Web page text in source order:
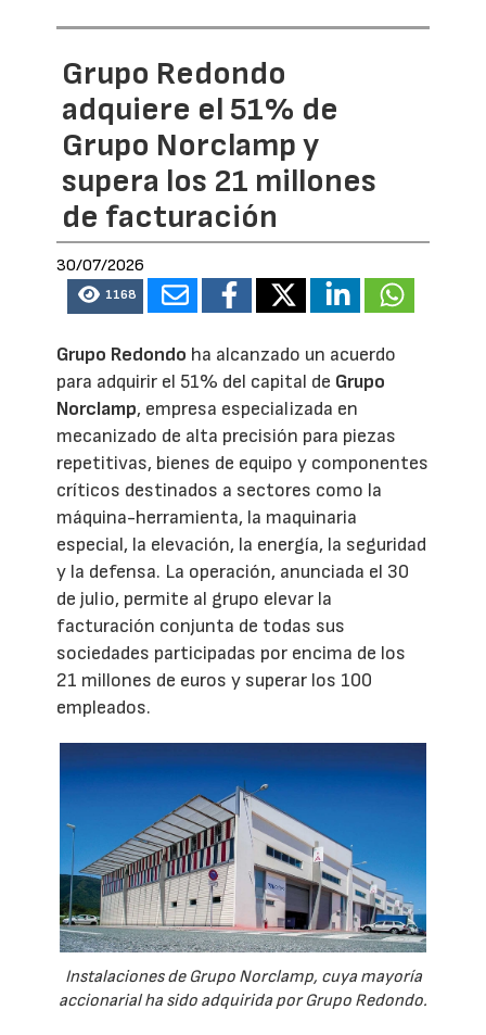
Grupo Redondo
adquiere el 51% de
Grupo Norclamp y
supera los 21 millones
de facturación
30/07/2026
1168
Grupo Redondo ha alcanzado un acuerdo
para adquirir el 51% del capital de Grupo
Norclamp, empresa especializada en
mecanizado de alta precisión para piezas
repetitivas, bienes de equipo y componentes
críticos destinados a sectores como la
máquina-herramienta, la maquinaria
especial, la elevación, la energía, la seguridad
y la defensa. La operación, anunciada el 30
de julio, permite al grupo elevar la
facturación conjunta de todas sus
sociedades participadas por encima de los
21 millones de euros y superar los 100
empleados.
Instalaciones de Grupo Norclamp, cuya mayoría
accionarial ha sido adquirida por Grupo Redondo.